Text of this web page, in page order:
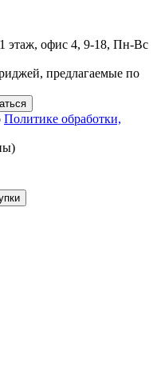
этаж, офис 4, 9-18, Пн-Вс
предлагаемые по
Политике обработки,